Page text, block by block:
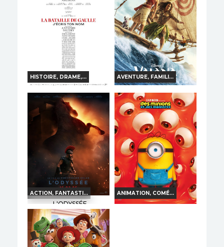
Horaires et Infos
Bande-annonce
Réservation
TOUT PUBLIC
Horaires et Infos
Bande-annonce
Réservation
AVERT. TOUT PUBLIC VF
HISTOIRE, DRAME,...
LA BATAILLE DE
GAULLE - PARTIE 2 :
J'ÉCRIS TON NOM
Horaires et Infos
Bande-annonce
Réservation
TOUT PUBLIC VF
AVENTURE, FAMILI...
VAIANA, LA LÉGENDE
DU BOUT DU MONDE
Horaires et Infos
Bande-annonce
Réservation
TOUT PUBLIC
ACTION, FANTASTI...
L'ODYSSÉE
Horaires et Infos
Bande-annonce
ANIMATION, COMÉ...